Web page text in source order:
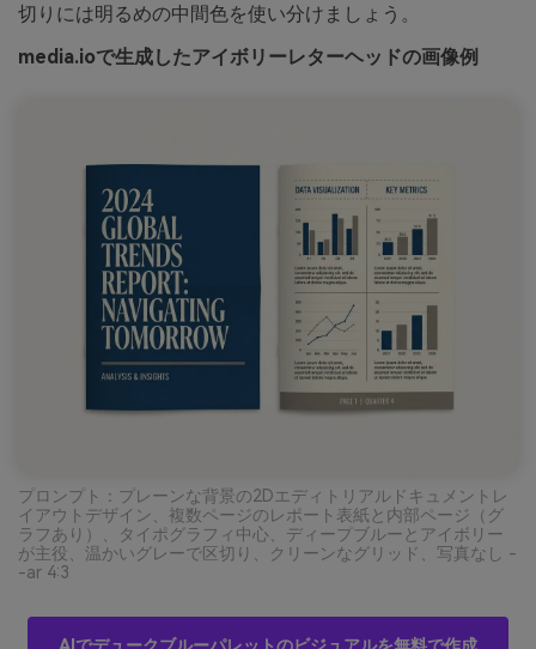
切りには明るめの中間色を使い分けましょう。
media.ioで生成したアイボリーレターヘッドの画像例
プロンプト：プレーンな背景の2Dエディトリアルドキュメントレ
イアウトデザイン、複数ページのレポート表紙と内部ページ（グ
ラフあり）、タイポグラフィ中心、ディープブルーとアイボリー
が主役、温かいグレーで区切り、クリーンなグリッド、写真なし -
-ar 4:3